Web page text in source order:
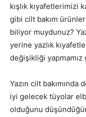
kışlık kıyafetlerimizi
gibi cilt bakım
biliyor muydunuz?
yerine yazlık
değişikliği yapmamız
Yazın cilt bakımında
iyi gelecek tüyolar
olduğunu